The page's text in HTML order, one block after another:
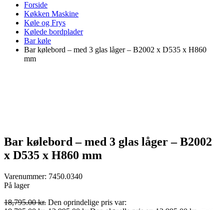
Forside
Køkken Maskine
Køle og Frys
Kølede bordplader
Bar køle
Bar kølebord – med 3 glas låger – B2002 x D535 x H860
mm
Bar kølebord – med 3 glas låger – B2002
x D535 x H860 mm
Varenummer: 7450.0340
På lager
18,795.00kr. Den oprindelige pris var: